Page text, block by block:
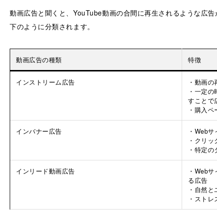
動画広告と聞くと、YouTube動画の合間に再生されるような広
下のように分類されます。
動画広告の種類 特徴
インストリーム広告
・動画
・一定
すことで
・購入
インバナー広告
・Web
・クリ
・特定
インリード動画広告
・Web
る広告
・自然
・スト